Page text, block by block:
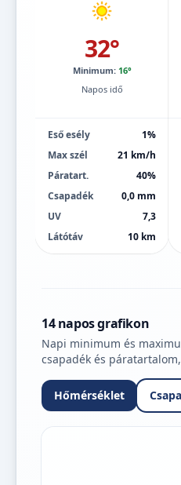
32°
Minimum: 16°
Napos idő
Eső esély
1%
Max szél
21 km/h
Páratart.
40%
Csapadék
0,0 mm
UV
7,3
Látótáv
10 km
14 napos grafikon
Napi minimum és
csapadék és
Hőmérséklet